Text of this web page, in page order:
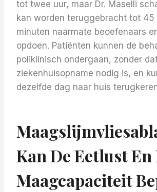
tot twee uur, maar Dr. Maselli
kan worden teruggebracht tot
minuten naarmate beoefenaars
opdoen. Patiënten kunnen de
poliklinisch ondergaan, zonder
ziekenhuisopname nodig is, en
dezelfde dag naar huis
Kan De Eetlust En
Maagcapaciteit